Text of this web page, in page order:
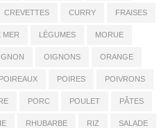
CREVETTES CURRY FRAISES
MER LÉGUMES MORUE
OIGNONS ORANGE
POIREAUX POIRES POIVRONS
PORC POULET PÂTES
RHUBARBE RIZ SALADE